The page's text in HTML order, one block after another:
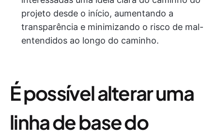
projeto desde o início, aumentando a
transparência e minimizando o risco de mal-
entendidos ao longo do caminho.
É possível alterar uma
linha de base do